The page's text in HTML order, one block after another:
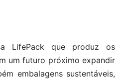
LifePack que produz os
um futuro próximo expandir
embalagens sustentáveis,